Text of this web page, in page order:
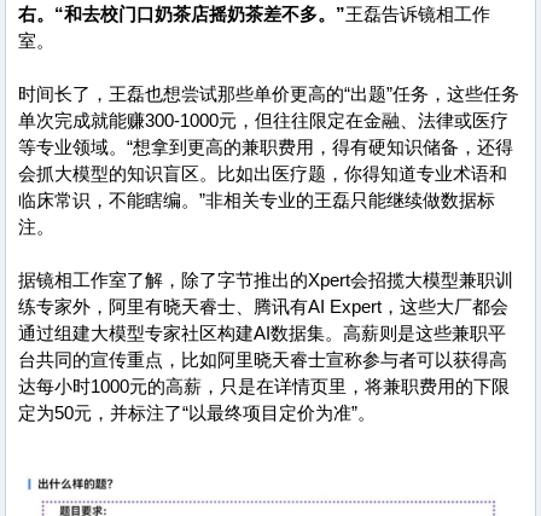
右。“和去校门口奶茶店摇奶茶差不多。”王磊告诉镜相工作
室。
时间长了，王磊也想尝试那些单价更高的“出题”任务，这些任务
单次完成就能赚300-1000元，但往往限定在金融、法律或医疗
等专业领域。“想拿到更高的兼职费用，得有硬知识储备，还得
会抓大模型的知识盲区。比如出医疗题，你得知道专业术语和
临床常识，不能瞎编。”非相关专业的王磊只能继续做数据标
注。
据镜相工作室了解，除了字节推出的Xpert会招揽大模型兼职训
练专家外，阿里有晓天睿士、腾讯有AI Expert，这些大厂都会
通过组建大模型专家社区构建AI数据集。高薪则是这些兼职平
台共同的宣传重点，比如阿里晓天睿士宣称参与者可以获得高
达每小时1000元的高薪，只是在详情页里，将兼职费用的下限
定为50元，并标注了“以最终项目定价为准”。